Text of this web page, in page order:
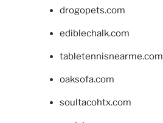
drogopets.com
ediblechalk.com
tabletennisnearme.com
oaksofa.com
soultacohtx.com